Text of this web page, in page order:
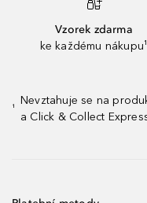
Vzorek zdarma
ke každému nákupu¹
¹
Nevztahuje se na
a Click & Collect